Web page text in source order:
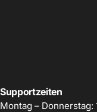
Supportzeiten
Montag – Donnerstag: